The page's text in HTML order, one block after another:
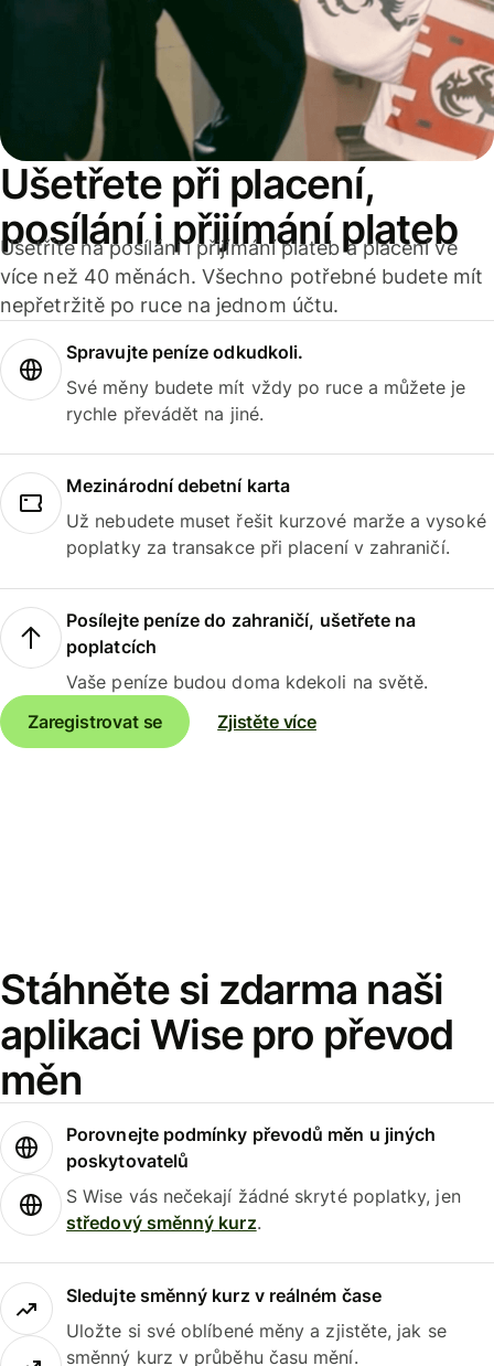
Ušetřete při placení,
posílání i přijímání plateb
Ušetříte na posílání i přijímání plateb a placení ve
více než 40 měnách. Všechno potřebné budete mít
nepřetržitě po ruce na jednom účtu.
Spravujte peníze odkudkoli.
Své měny budete mít vždy po ruce a můžete je
rychle převádět na jiné.
Mezinárodní debetní karta
Už nebudete muset řešit kurzové marže a vysoké
poplatky za transakce při placení v zahraničí.
Posílejte peníze do zahraničí, ušetřete na
poplatcích
Vaše peníze budou doma kdekoli na světě.
Zaregistrovat se
Zjistěte více
Stáhněte si zdarma naši
aplikaci Wise pro převod
měn
Porovnejte podmínky převodů měn u jiných
poskytovatelů
S Wise vás nečekají žádné skryté poplatky, jen
středový směnný kurz.
Sledujte směnný kurz v reálném čase
Uložte si své oblíbené měny a zjistěte, jak se
směnný kurz v průběhu času mění.